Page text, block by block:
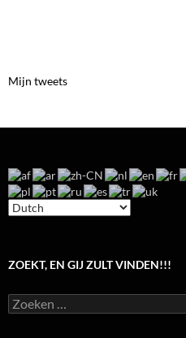
Mijn tweets
ZOEKT, EN GIJ ZULT VINDEN!!!
Zoeken
naar: